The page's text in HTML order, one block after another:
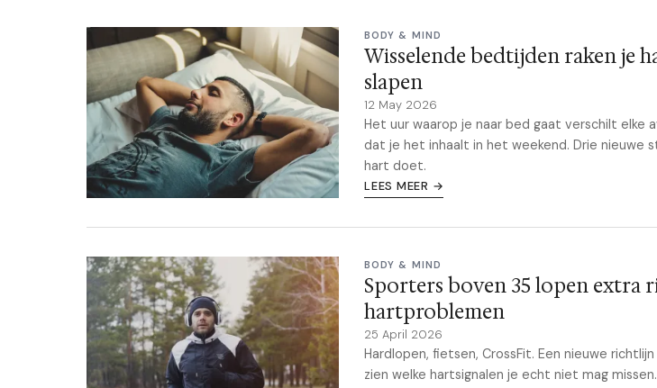
BODY & MIND
Wisselende bedtijden raken je
slapen
12 May 2026
Het uur waarop je naar bed gaat verschilt elke
dat je het inhaalt in het weekend. Drie nieuwe
hart doet.
LEES MEER →
BODY & MIND
Sporters boven 35 lopen extra
hartproblemen
25 April 2026
Hardlopen, fietsen, CrossFit. Een nieuwe
zien welke hartsignalen je echt niet mag missen.